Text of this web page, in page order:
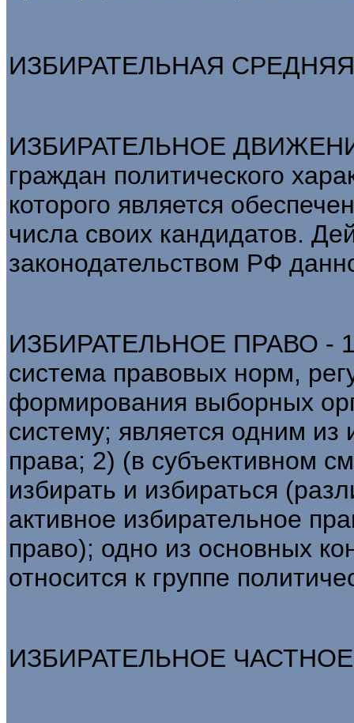
ИЗБИРАТЕЛЬНАЯ СРЕДНЯЯ -
ИЗБИРАТЕЛЬНОЕ
граждан политического
которого является
числа своих кандидатов.
законодательством РФ
ИЗБИРАТЕЛЬНОЕ ПРАВО -
система правовых норм,
формирования выборных
систему; является одним из
права; 2) (в субъективном
избирать и избираться
активное избирательное
право); одно из основных
относится к группе
ИЗБИРАТЕЛЬНОЕ ЧАСТНОЕ -